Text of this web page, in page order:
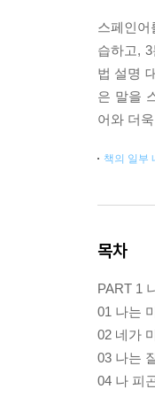
스페인어
습하고,
법 설명
은 말을
어와 더
책의 일부
목차
PART 1
01 나는
02 네가
03 나는
04 나 피